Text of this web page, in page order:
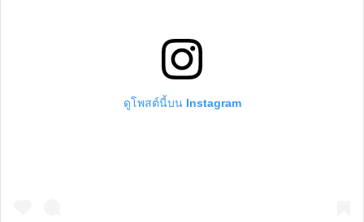
ดูโพสต์นี้บน Instagram